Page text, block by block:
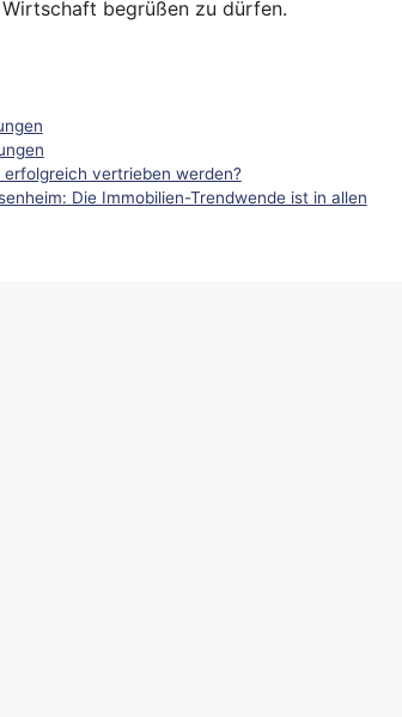
begrüßen zu dürfen.
vertrieben werden?
Die Immobilien-Trendwende ist in allen